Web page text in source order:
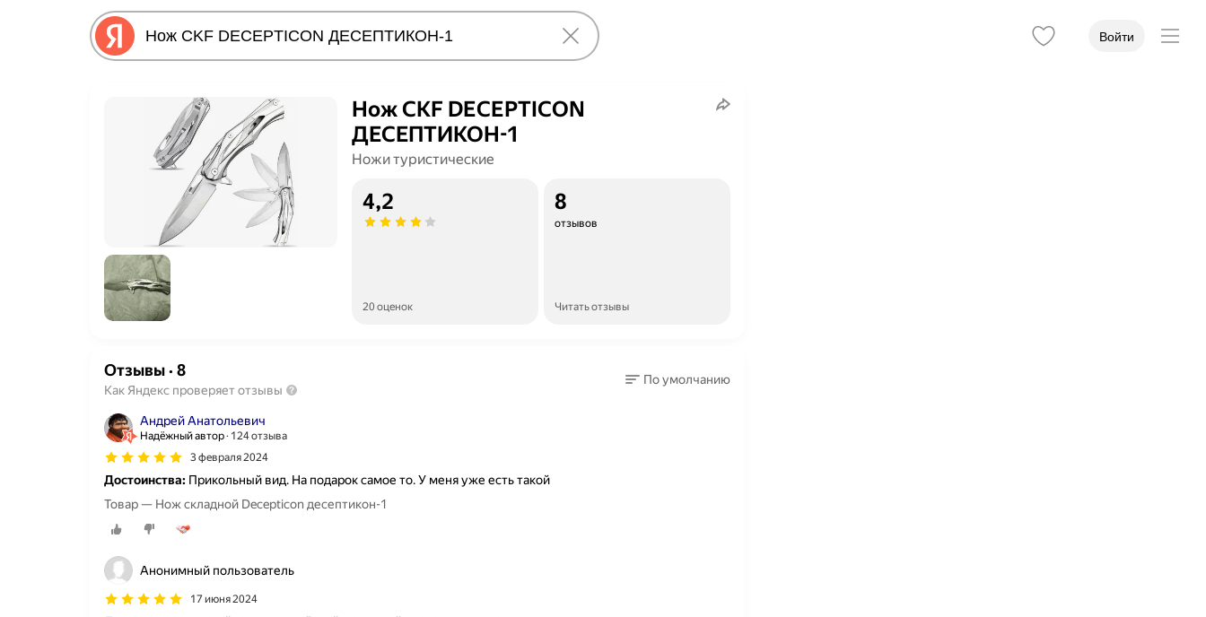
Войти
Нож CKF DECEPTICON
ДЕСЕПТИКОН-1
Ножи туристические
4,2
20 оценок
8
отзывов
Читать отзывы
Отзывы· 8
Как Яндекс проверяет отзывы
По умолчанию
Андрей Анатольевич
Надёжный автор 124 отзыва
3 февраля 2024
Достоинства: Прикольный вид. На подарок самое то. У меня уже есть такой
Товар — Нож складной Decepticon десептикон-1
Анонимный пользователь
17 июня 2024